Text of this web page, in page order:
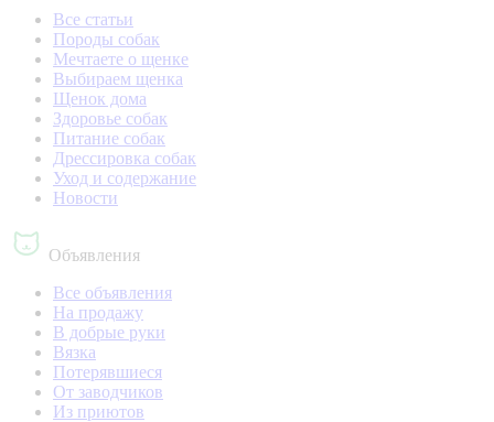
Все статьи
Породы собак
Мечтаете о щенке
Выбираем щенка
Щенок дома
Здоровье собак
Питание собак
Дрессировка собак
Уход и содержание
Новости
Объявления
Все объявления
На продажу
В добрые руки
Вязка
Потерявшиеся
От заводчиков
Из приютов